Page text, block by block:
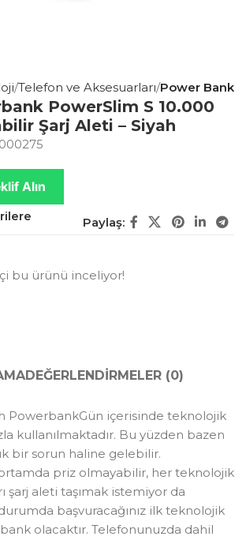
Telefon ve Aksesuarları Power Bank
PowerSlim S 10.000
Şarj Aleti – Siyah
Alın
Paylaş:
bu ürünü inceliyor!
DEĞERLENDIRMELER (0)
PowerbankGün içerisinde teknolojik
kullanılmaktadır. Bu yüzden bazen
bir sorun haline gelebilir.
priz olmayabilir, her teknolojik
şarj aleti taşımak istemiyor da
başvuracağınız ilk teknolojik
olacaktır. Telefonunuzda dahil